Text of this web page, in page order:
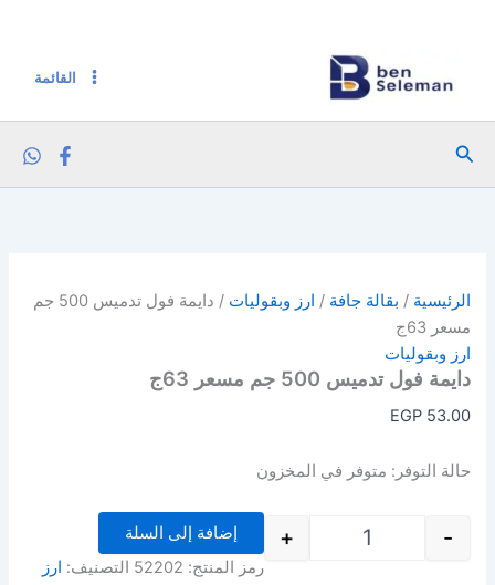
القائمة
البحث
الرئيسية / بقالة جافة / ارز وبقوليات
/ دايمة فول تدميس 500 جم
مسعر 63ج
ارز وبقوليات
دايمة فول تدميس 500 جم مسعر 63ج
EGP53.00
حالة التوفر: متوفر في المخزون
-
+
إضافة إلى السلة
رمز المنتج: 52202 التصنيف: ارز